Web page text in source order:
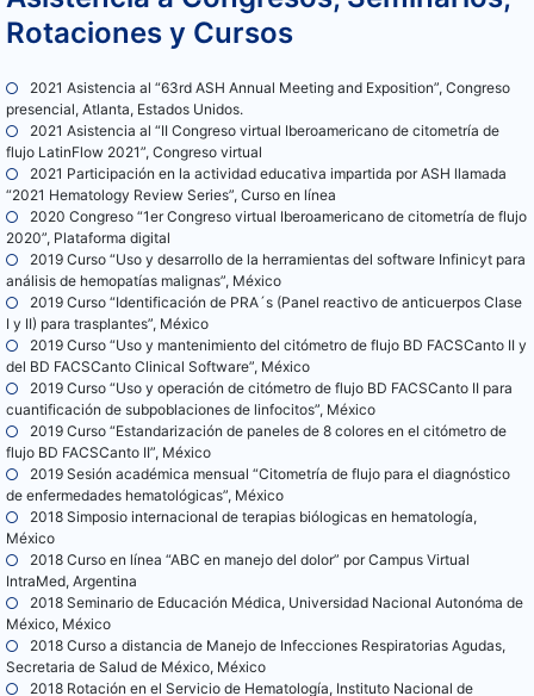
Rotaciones y Cursos
2021 Asistencia al “63rd ASH Annual Meeting and Exposition”, Congreso
presencial, Atlanta, Estados Unidos.
2021 Asistencia al “II Congreso virtual Iberoamericano de citometría de
flujo LatinFlow 2021”, Congreso virtual
2021 Participación en la actividad educativa impartida por ASH llamada
“2021 Hematology Review Series”, Curso en línea
2020 Congreso “1er Congreso virtual Iberoamericano de citometría de flujo
2020”, Plataforma digital
2019 Curso “Uso y desarrollo de la herramientas del software Infinicyt para
análisis de hemopatías malignas”, México
2019 Curso “Identificación de PRA´s (Panel reactivo de anticuerpos Clase
I y II) para trasplantes”, México
2019 Curso “Uso y mantenimiento del citómetro de flujo BD FACSCanto II y
del BD FACSCanto Clinical Software”, México
2019 Curso “Uso y operación de citómetro de flujo BD FACSCanto II para
cuantificación de subpoblaciones de linfocitos”, México
2019 Curso “Estandarización de paneles de 8 colores en el citómetro de
flujo BD FACSCanto II”, México
2019 Sesión académica mensual “Citometría de flujo para el diagnóstico
de enfermedades hematológicas”, México
2018 Simposio internacional de terapias biólogicas en hematología,
México
2018 Curso en línea “ABC en manejo del dolor” por Campus Virtual
IntraMed, Argentina
2018 Seminario de Educación Médica, Universidad Nacional Autonóma de
México, México
2018 Curso a distancia de Manejo de Infecciones Respiratorias Agudas,
Secretaria de Salud de México, México
2018 Rotación en el Servicio de Hematología, Instituto Nacional de